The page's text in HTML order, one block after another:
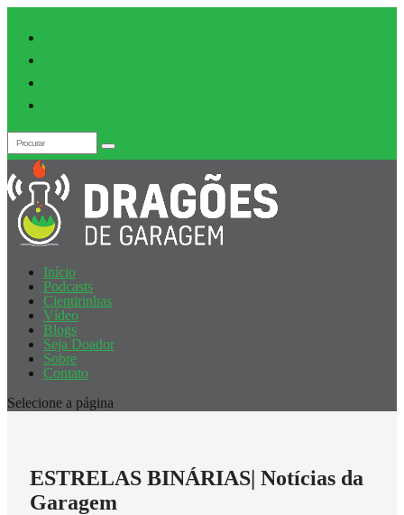
Início
Podcasts
Cientirinhas
Vídeo
Blogs
Seja Doador
Sobre
Contato
Selecione a página
ESTRELAS BINÁRIAS| Notícias da
Garagem